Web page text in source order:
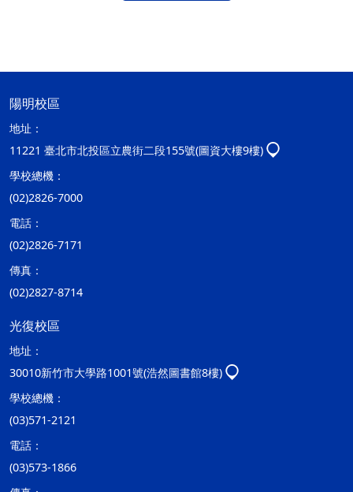
陽明校區
地址：
11221 臺北市北投區立農街二段155號(圖資大樓9樓)
學校總機：
(02)2826-7000
電話：
(02)2826-7171
傳真：
(02)2827-8714
光復校區
地址：
30010新竹市大學路1001號(浩然圖書館8樓)
學校總機：
(03)571-2121
電話：
(03)573-1866